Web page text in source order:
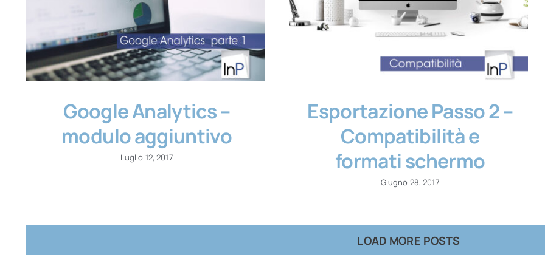
Google Analytics –
modulo aggiuntivo
Luglio 12, 2017
Esportazione Passo 2 –
Compatibilità e
formati schermo
Giugno 28, 2017
LOAD MORE POSTS